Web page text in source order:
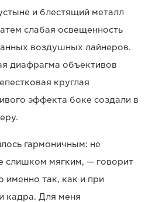
и блестящий металл
слабая освещенность
воздушных лайнеров.
диафрагма объективов
круглая
эффекта боке создали в
гармоничным: не
слишком мягким, — говорит
именно так, как и при
кадра. Для меня